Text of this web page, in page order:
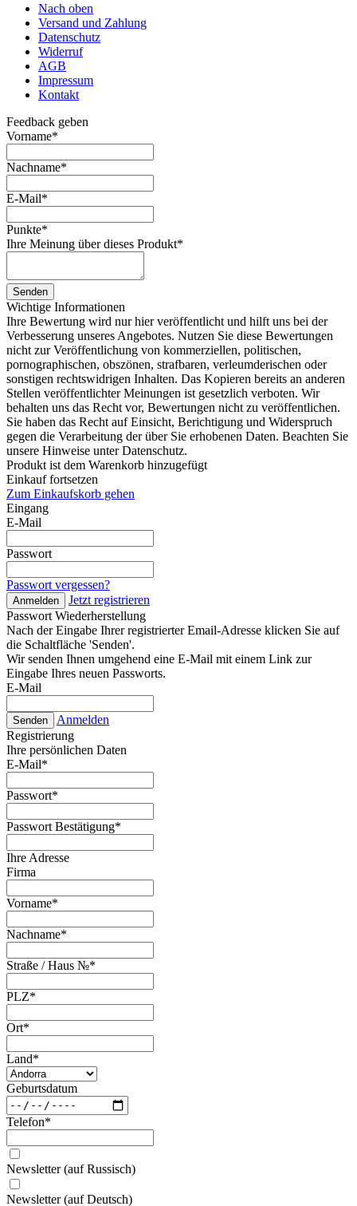
Nach oben
Versand und Zahlung
Datenschutz
Widerruf
AGB
Impressum
Kontakt
Feedback geben
Vorname*
Nachname*
E-Mail*
Punkte*
Ihre Meinung über dieses Produkt*
Senden
Wichtige Informationen
Ihre Bewertung wird nur hier veröffentlicht und hilft uns bei der
Verbesserung unseres Angebotes. Nutzen Sie diese Bewertungen
nicht zur Veröffentlichung von kommerziellen, politischen,
pornographischen, obszönen, strafbaren, verleumderischen oder
sonstigen rechtswidrigen Inhalten. Das Kopieren bereits an anderen
Stellen veröffentlichter Meinungen ist gesetzlich verboten. Wir
behalten uns das Recht vor, Bewertungen nicht zu veröffentlichen.
Sie haben das Recht auf Einsicht, Berichtigung und Widerspruch
gegen die Verarbeitung der über Sie erhobenen Daten. Beachten Sie
unsere Hinweise unter Datenschutz.
Produkt ist dem Warenkorb hinzugefügt
Einkauf fortsetzen
Zum Einkaufskorb gehen
Eingang
E-Mail
Passwort
Passwort vergessen?
Anmelden
Jetzt registrieren
Passwort Wiederherstellung
Nach der Eingabe Ihrer registrierter Email-Adresse klicken Sie auf
die Schaltfläche 'Senden'.
Wir senden Ihnen umgehend eine E-Mail mit einem Link zur
Eingabe Ihres neuen Passworts.
E-Mail
Senden
Anmelden
Registrierung
Ihre persönlichen Daten
E-Mail*
Passwort*
Passwort Bestätigung*
Ihre Adresse
Firma
Vorname*
Nachname*
Straße / Haus №*
PLZ*
Ort*
Land*
Geburtsdatum
Telefon*
Newsletter (auf Russisch)
Newsletter (auf Deutsch)